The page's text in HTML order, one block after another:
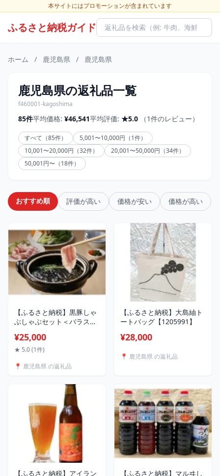
本サイトにはプロモーションが含まれています
ふるさと納税ガイド
ホーム / 鹿児島県 / 鹿児島県
鹿児島県の返礼品一覧
f460001-kagoshima
85件平均価格: ¥46,541平均評価: ★5.0 （1件のレビュー）
すべて（85件）
5,001〜10,000円（1件）
10,001〜20,000円（32件）
20,001〜50,000円（34件）
50,001円〜（18件）
おすすめ順 評価が高い 価格が安い 価格が高い
【ふるさと納税】黒豚しゃ
ぶしゃぶセット＜バラスラ
児島県)【配送不可地域：離
島】【1205792】
¥25,000
★ 5.0 (1件)
📍 鹿児島県 の返礼品
【ふるさと納税】大島紬ト
ートバッグ【1205991】
¥28,000
📍 鹿児島県 の返礼品
【ふるさと納税】アイラン
【ふるさと納税】マルヰし